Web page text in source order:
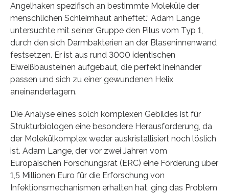
Angelhaken spezifisch an bestimmte Moleküle der
menschlichen Schleimhaut anheftet.“ Adam Lange
untersuchte mit seiner Gruppe den Pilus vom Typ 1,
durch den sich Darmbakterien an der Blaseninnenwand
festsetzen. Er ist aus rund 3000 identischen
Eiweißbausteinen aufgebaut, die perfekt ineinander
passen und sich zu einer gewundenen Helix
aneinanderlagern.
Die Analyse eines solch komplexen Gebildes ist für
Strukturbiologen eine besondere Herausforderung, da
der Molekülkomplex weder auskristallisiert noch löslich
ist. Adam Lange, der vor zwei Jahren vom
Europäischen Forschungsrat (ERC) eine Förderung über
1,5 Millionen Euro für die Erforschung von
Infektionsmechanismen erhalten hat, ging das Problem